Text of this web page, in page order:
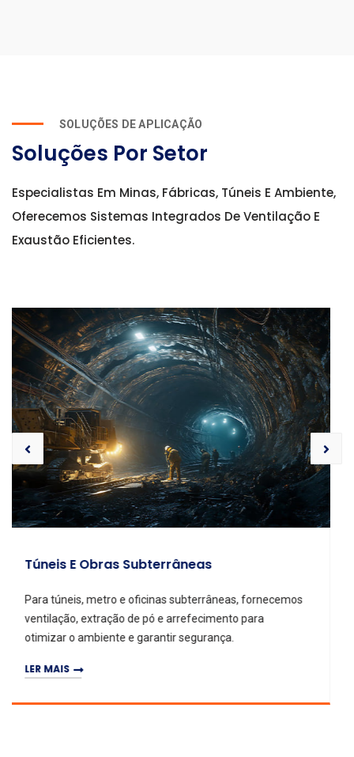
SOLUÇÕES DE APLICAÇÃO
Soluções Por Setor
Especialistas Em Minas, Fábricas, Túneis E Ambiente,
Oferecemos Sistemas Integrados De Ventilação E
Exaustão Eficientes.
E NÃO
SUBTERRÂNEAS
Ventilação E Exaustão Industrial
Para fábricas e armazéns, proporcionamos ventilação e
exaustão eficientes para melhorar a circulação de ar,
remover calor, fumo e gases nocivos, e aumentar o
conforto.
LER MAIS
VENTILAÇÃO